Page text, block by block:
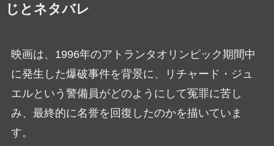
じとネタバレ
映画は、1996年のアトランタオリンピック期間中
に発生した爆破事件を背景に、リチャード・ジュ
エルという警備員がどのようにして冤罪に苦し
み、最終的に名誉を回復したのかを描いていま
す。